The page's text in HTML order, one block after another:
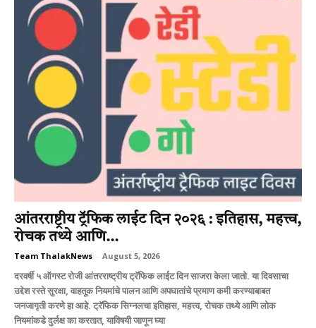
आंतरराष्ट्रीय ट्रॅफिक लाईट दिन २०२६ : इतिहास, महत्त्व,
रोचक तथ्ये आणि...
Team ThalakNews - August 5, 2026
दरवर्षी ५ ऑगस्ट रोजी आंतरराष्ट्रीय ट्रॅफिक लाईट दिन साजरा केला जातो. या दिवसाचा
उद्देश रस्ते सुरक्षा, वाहतूक नियमांचे पालन आणि अपघातांचे प्रमाण कमी करण्याबाबत
जनजागृती करणे हा आहे. ट्रॅफिक सिग्नलचा इतिहास, महत्त्व, रोचक तथ्ये आणि लोक
नियमांकडे दुर्लक्ष का करतात, याविषयी जाणून घ्या